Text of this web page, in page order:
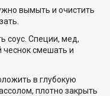
вымыть и очистить
соус. Специи, мед,
чеснок смешать и
в глубокую
плотно закрыть